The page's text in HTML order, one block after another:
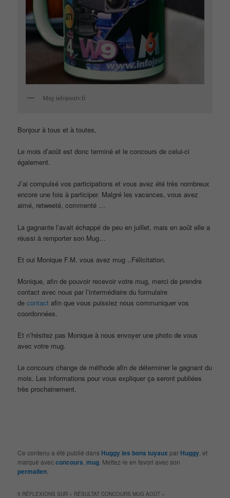
Mug infojeuxtv.fr
Bonjour à tous et à toutes,
Le mois d’août est donc terminé et le concours de celui-ci
également.
J’ai compulsé vos participations et vous avez été très nombreux
encore une fois à participer. Malgré les vacances, vous avez
aimé, retweeté, commenté …
La gagnante l’avait échappé de peu en juillet, mais en août elle a
réussi à remporter son Mug…
Et oui Monique F.M. vous avez mug ..Félicitation.
Monique, afin de pouvoir recevoir votre mug, merci de prendre
contact avec nous par l’intermédiaire du formulaire
decontactafin que vous puissiez nous communiquer vos
coordonnées.
Et n’hésitez pas Monique à nous envoyer une photo de vous
avec votre mug.
Le concours change de méthode afin de déterminer le gagnant du
mois. Les informations pour vous expliquer ça seront publiées
très prochainement.
Ce contenu a été publié dans Huggy les bons tuyaux par Huggy, et
marqué avecconcours,mug. Mettez-le en favori avec son
permalien.
5 RÉFLEXIONS SUR « RÉSULTAT CONCOURS MUG AOÛT »